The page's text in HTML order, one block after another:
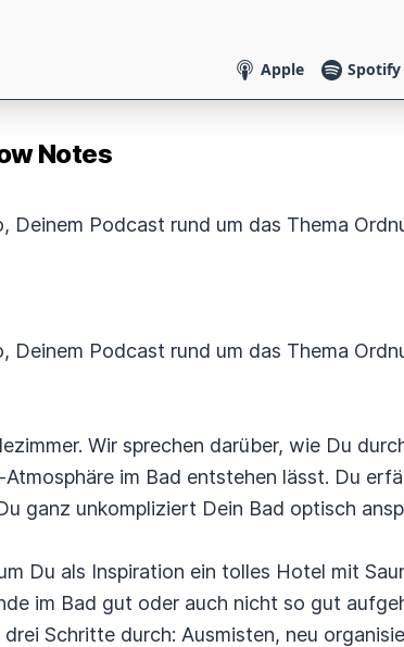
Notes
Deinem Podcast rund um das Thema
Deinem Podcast rund um das Thema
Wir sprechen darüber, wie Du
im Bad entstehen lässt. Du
ganz unkompliziert Dein Bad optisch
Du als Inspiration ein tolles Hotel mit
im Bad gut oder auch nicht so gut
Schritte durch: Ausmisten, neu